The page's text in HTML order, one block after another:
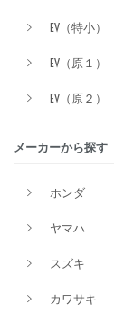
EV（特小）
EV（原１）
EV（原２）
メーカーから探す
ホンダ
ヤマハ
スズキ
カワサキ